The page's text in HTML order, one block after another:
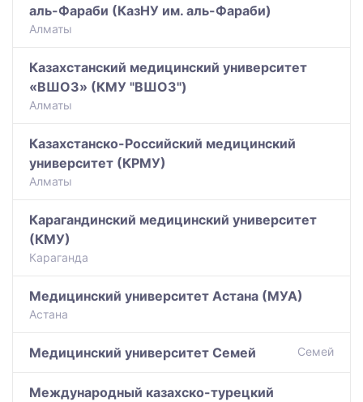
аль-Фараби (КазНУ им. аль-Фараби)
Алматы
Казахстанский медицинский университет
«ВШОЗ» (КМУ "ВШОЗ")
Алматы
Казахстанско-Российский медицинский
университет (КРМУ)
Алматы
Карагандинский медицинский университет
(КМУ)
Караганда
Медицинский университет Астана (МУА)
Астана
Медицинский университет Семей Семей
Международный казахско-турецкий